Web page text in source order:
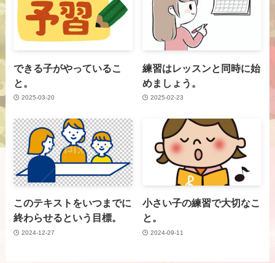
できる子がやっているこ
と。
2025-03-20
練習はレッスンと同時に始
めましょう。
2025-02-23
このテキストをいつまでに
終わらせるという目標。
2024-12-27
小さい子の練習で大切なこ
と。
2024-09-11